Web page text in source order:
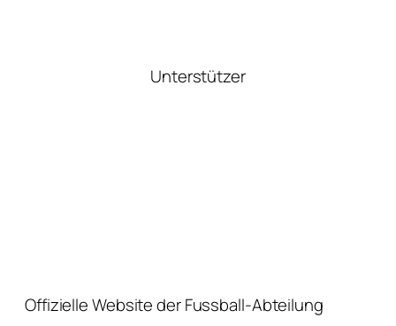
Unterstützer
Offizielle Website der Fussball-Abteilung